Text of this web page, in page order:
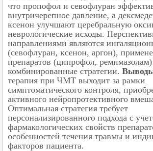
что пропофол и севофлуран
внутричерепное давление, а
ксенон улучшают церебральную
неврологические исходы.
направлениями являются
(севофлуран, ксенон, аргон),
препаратов (ципрофол,
комбинированные стратегии.
терапия при ЧМТ выходит за рамки
симптоматического контроля,
активного нейропротективного
Оптимальная стратегия требует
персонализированного подхода с
фармакологических свойств
особенностей течения травмы и
факторов пациента.